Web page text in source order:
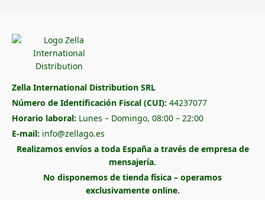
Zella International Distribution SRL
Número de Identificación Fiscal (CUI): 44237077
Horario laboral: Lunes – Domingo, 08:00 – 22:00
E-mail: info@zellago.es
Realizamos envíos a toda España a través de empresa de
mensajería.
No disponemos de tienda física – operamos
exclusivamente online.